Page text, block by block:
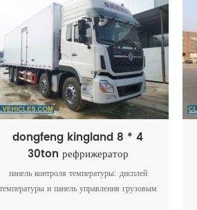
dongfeng kingland 8 * 4
30ton рефрижератор
контейнеровоз
панель контроля температуры: дисплей
температуры и панель управления грузовым